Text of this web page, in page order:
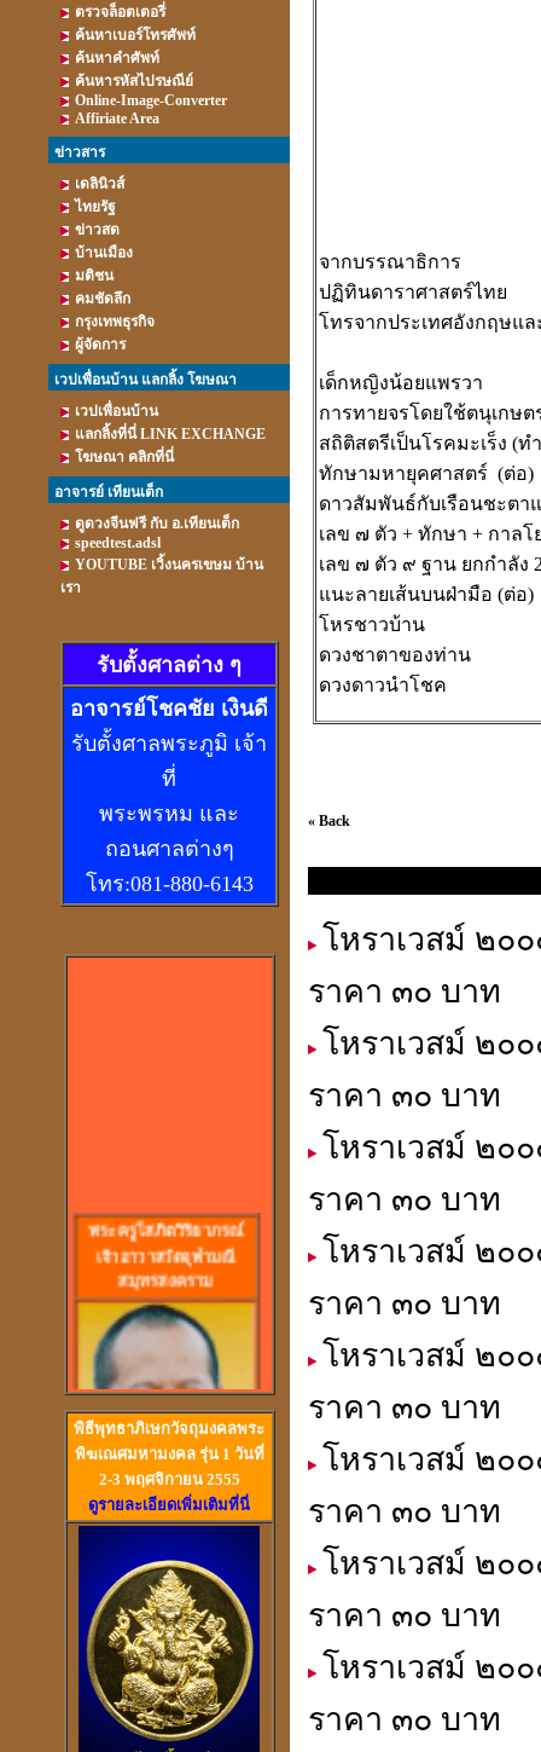
ตรวจล็อตเตอรี่
ค้นหาเบอร์โทรศัพท์
ค้นหาคำศัพท์
ค้นหารหัสไปรษณีย์
Online-Image-Converter
Affiriate Area
ข่าวสาร
เดลินิวส์
ไทยรัฐ
ข่าวสด
บ้านเมือง
มติชน
คมชัดลึก
กรุงเทพธุรกิจ
ผู้จัดการ
เวปเพื่อนบ้าน แลกลิ้ง โฆษณา
เวปเพื่อนบ้าน
แลกลิ้งที่นี่ LINK EXCHANGE
โฆษณา คลิกที่นี่
อาจารย์ เทียนเต็ก
ดูดวงจีนฟรี กับ อ.เทียนเต็ก
speedtest.adsl
YOUTUBE เวิ้งนครเขษม บ้าน
เรา
รับตั้งศาลต่าง ๆ
อาจารย์โชคชัย เงินดี
รับตั้งศาลพระภูมิ เจ้า
ที่
พระพรหม และ
ถอนศาลต่างๆ
โทร:081-880-6143
พระครูโสภิตวิริยาภรณ์
เจ้าอาวาสวัดจุฬามณี
สมุทรสงคราม
พิธีพุทธาภิเษกวัจถุมงคลพระ
พิฆเณศมหามงคล รุ่น 1 วันที่
2-3 พฤศจิกายน 2555
ดูรายละเอียดเพิ่มเติมที่นี่
จากบรรณาธิการ
ปฏิทินดาราศาสตร์ไทย
โทรจากประเทศอังกฤษแ
เด็กหญิงน้อยแพรวา
การทายจรโดยใช้ตนุเกษต
สถิติสตรีเป็นโรคมะเร็ง (
ทักษามหายุคศาสตร์ (ต่อ)
ดาวสัมพันธ์กับเรือน
เลข ๗ ตัว + ทักษา + กาลโ
เลข ๗ ตัว ๙ ฐาน ยกกำลัง
แนะลายเส้นบนฝ่ามือ (ต่อ)
โหรชาวบ้าน
ดวงชาตาของท่าน
ดวงดาวนำโชค
« Back
โหราเวสม์ ๒
ราคา ๓๐ บาท
โหราเวสม์ ๒
ราคา ๓๐ บาท
โหราเวสม์ ๒
ราคา ๓๐ บาท
โหราเวสม์ ๒
ราคา ๓๐ บาท
โหราเวสม์ ๒
ราคา ๓๐ บาท
โหราเวสม์ ๒
ราคา ๓๐ บาท
โหราเวสม์ ๒
ราคา ๓๐ บาท
โหราเวสม์ ๒
ราคา ๓๐ บาท